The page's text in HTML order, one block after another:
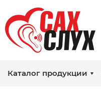
Каталог продукции